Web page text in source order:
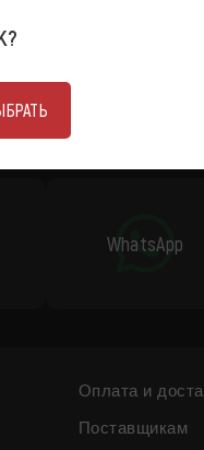
WhatsApp
Оплата и
Поставщикам
?